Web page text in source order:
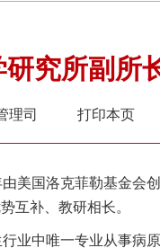
究所副所
理司 打印本页
美国洛克菲勒基金会
互补、教研相长。
行业中唯一专业从事病